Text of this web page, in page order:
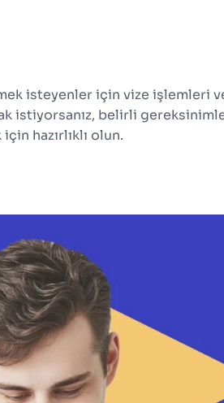
isteyenler için vize işlemleri
istiyorsanız, belirli
hazırlıklı olun.